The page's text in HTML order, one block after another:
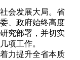
会发展大局。省
、政府始终高度
究部署，并切实
项工作。
力提升全省本质